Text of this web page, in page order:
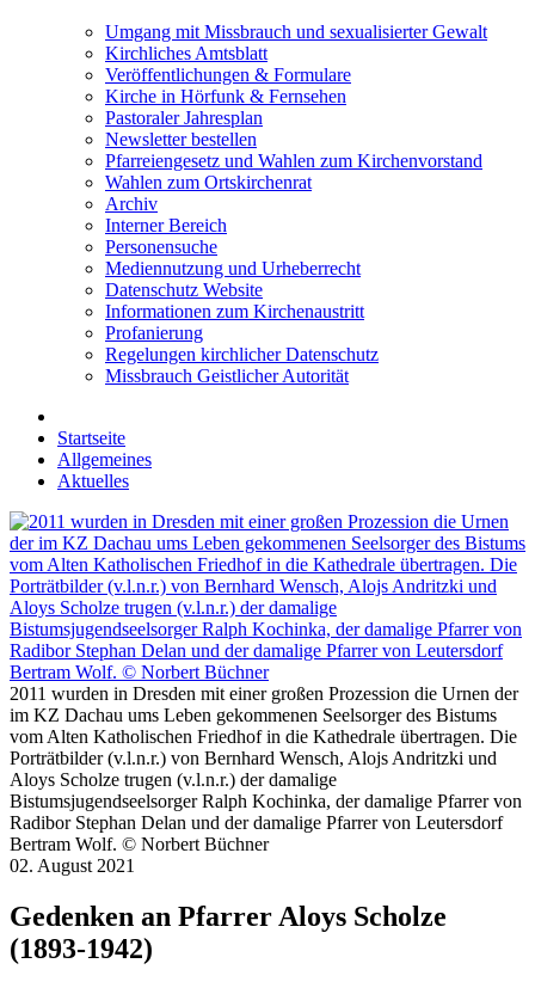
Umgang mit Missbrauch und sexualisierter Gewalt
Kirchliches Amtsblatt
Veröffentlichungen & Formulare
Kirche in Hörfunk & Fernsehen
Pastoraler Jahresplan
Newsletter bestellen
Pfarreiengesetz und Wahlen zum Kirchenvorstand
Wahlen zum Ortskirchenrat
Archiv
Interner Bereich
Personensuche
Mediennutzung und Urheberrecht
Datenschutz Website
Informationen zum Kirchenaustritt
Profanierung
Regelungen kirchlicher Datenschutz
Missbrauch Geistlicher Autorität
Startseite
Allgemeines
Aktuelles
2011 wurden in Dresden mit einer großen Prozession die Urnen der
im KZ Dachau ums Leben gekommenen Seelsorger des Bistums
vom Alten Katholischen Friedhof in die Kathedrale übertragen. Die
Porträtbilder (v.l.n.r.) von Bernhard Wensch, Alojs Andritzki und
Aloys Scholze trugen (v.l.n.r.) der damalige
Bistumsjugendseelsorger Ralph Kochinka, der damalige Pfarrer von
Radibor Stephan Delan und der damalige Pfarrer von Leutersdorf
Bertram Wolf. © Norbert Büchner
02. August 2021
Gedenken an Pfarrer Aloys Scholze
(1893-1942)